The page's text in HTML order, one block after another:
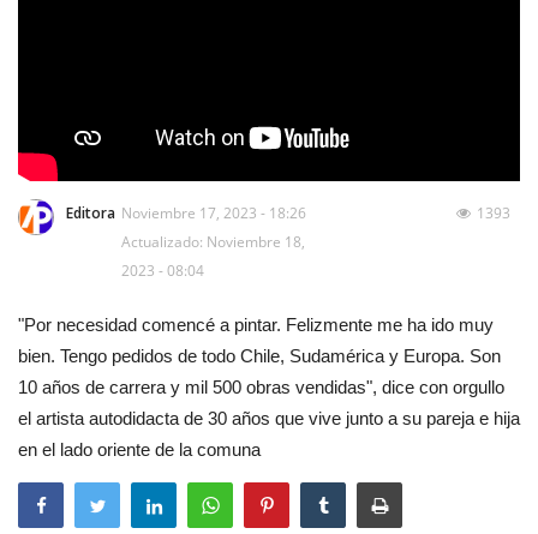
Editora Noviembre 17, 2023 - 18:26
Actualizado: Noviembre 18,
2023 - 08:04
1393
"Por necesidad comencé a pintar. Felizmente me ha ido muy
bien. Tengo pedidos de todo Chile, Sudamérica y Europa. Son
10 años de carrera y mil 500 obras vendidas", dice con orgullo
el artista autodidacta de 30 años que vive junto a su pareja e hija
en el lado oriente de la comuna